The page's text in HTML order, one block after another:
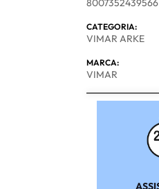
8007352439566
CATEGORIA:
VIMAR ARKE
MARCA:
VIMAR